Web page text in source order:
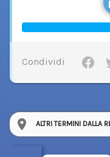
Condividi
ALTRI TERMINI DALLA